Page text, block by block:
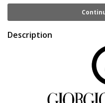
Description